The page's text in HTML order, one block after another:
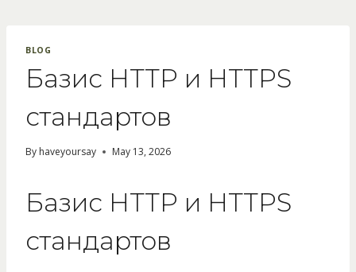
BLOG
Базис HTTP и HTTPS
стандартов
By haveyoursay May 13, 2026
Базис HTTP и HTTPS
стандартов